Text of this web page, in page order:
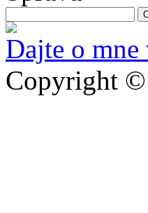
Dajte o
Copyright ©